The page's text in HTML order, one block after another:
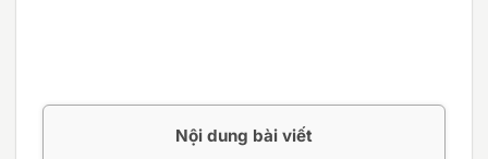
Nội dung bài viết